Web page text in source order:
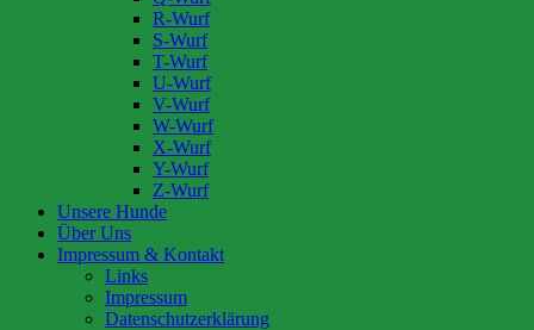
R-Wurf
S-Wurf
T-Wurf
U-Wurf
V-Wurf
W-Wurf
X-Wurf
Y-Wurf
Z-Wurf
Unsere Hunde
Über Uns
Impressum & Kontakt
Links
Impressum
Datenschutzerklärung